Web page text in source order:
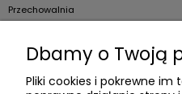
Przechowalnia
Dla firm
Dbamy o Twoją
Pliki cookies i pokrewne im